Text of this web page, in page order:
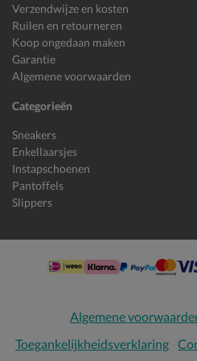
Verzendwijze en kosten
Ruilen en retourneren
Koop ongedaan maken
Garantie
Algemene voorwaarden
Categorieën
Sneakers
Enkellaarsjes
Instapschoenen
Pantoffels
Slippers
Algemene
Toegankelijkheidsverklaring